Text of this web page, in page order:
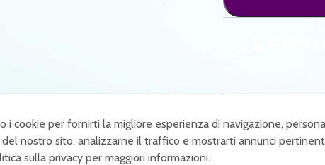
Prodotti correlati
i cookie per fornirti la migliore esperienza di navigazione,
nostro sito, analizzarne il traffico e mostrarti annunci
sulla privacy per maggiori informazioni.